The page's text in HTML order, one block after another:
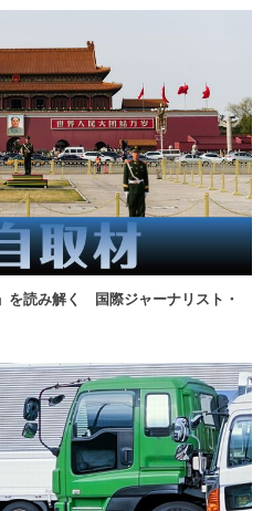
を読み解く 国際ジャーナリスト・